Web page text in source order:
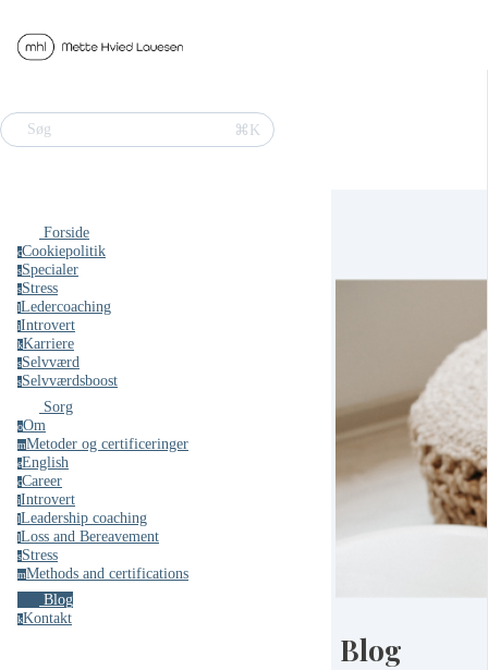
Søg ⌘K
Forside
cCookiepolitik
sSpecialer
sStress
lLedercoaching
iIntrovert
kKarriere
sSelvværd
sSelvværdsboost
Sorg
oOm
mMetoder og certificeringer
eEnglish
cCareer
iIntrovert
lLeadership coaching
lLoss and Bereavement
sStress
mMethods and certifications
Blog
kKontakt
Blog